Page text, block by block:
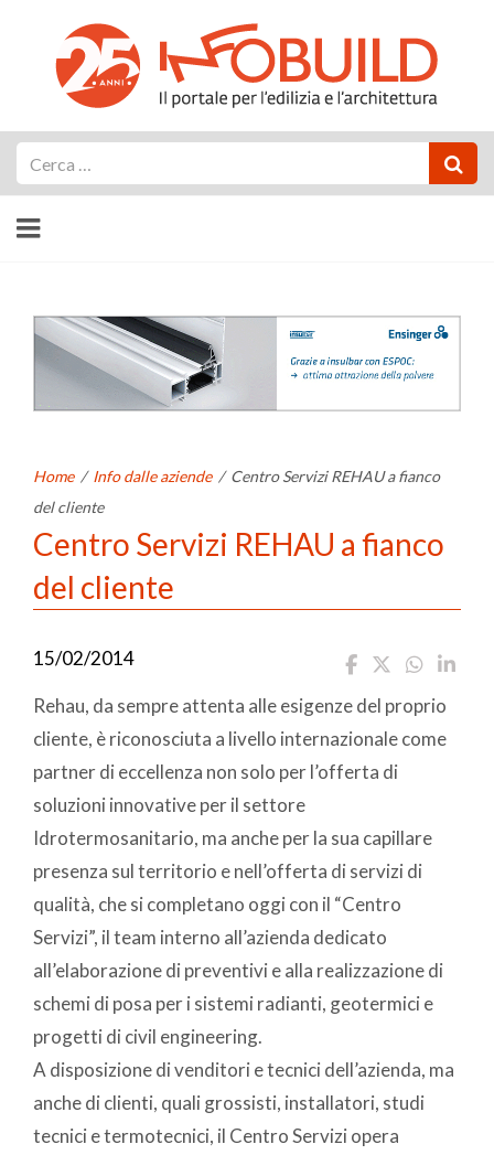
Home / Info dalle aziende / Centro Servizi REHAU a fianco
del cliente
Centro Servizi REHAU a fianco
del cliente
15/02/2014
Rehau, da sempre attenta alle esigenze del proprio
cliente, è riconosciuta a livello internazionale come
partner di eccellenza non solo per l’offerta di
soluzioni innovative per il settore
Idrotermosanitario, ma anche per la sua capillare
presenza sul territorio e nell’offerta di servizi di
qualità, che si completano oggi con il “Centro
Servizi”, il team interno all’azienda dedicato
all’elaborazione di preventivi e alla realizzazione di
schemi di posa per i sistemi radianti, geotermici e
progetti di civil engineering.
A disposizione di venditori e tecnici dell’azienda, ma
anche di clienti, quali grossisti, installatori, studi
tecnici e termotecnici, il Centro Servizi opera